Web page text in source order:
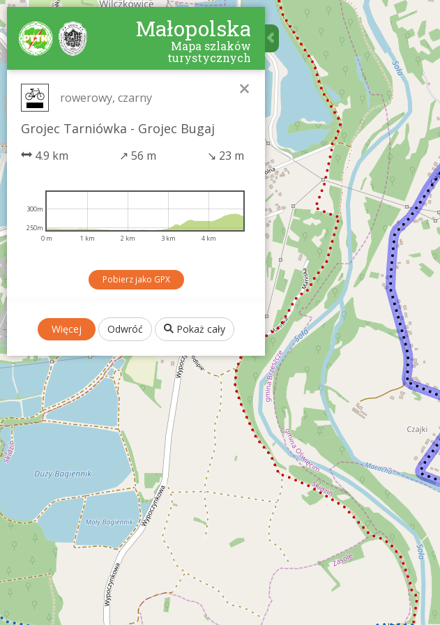
Małopolska
Mapa szlaków
turystycznych
×
rowerowy, czarny
Grojec Tarniówka - Grojec Bugaj
4.9 km ↗ 56 m ↘ 23 m
0 m 1 km 2 km 3 km 4 km
250m
300m
Pobierz jako GPX
Więcej Odwróć Pokaż cały